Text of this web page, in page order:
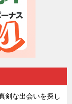
剣な出会いを探し